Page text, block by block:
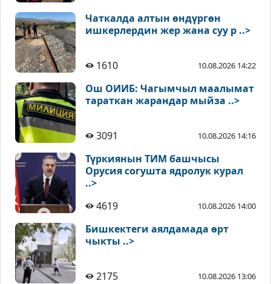
Чаткалда алтын өндүргөн
ишкерлердин жер жана суу р ..>
1610 10.08.2026 14:22
Ош ОИИБ: Чагымчыл маалымат
тараткан жарандар мыйза ..>
3091 10.08.2026 14:16
Түркиянын ТИМ башчысы
Орусия согушта ядролук курал
..>
4619
10.08.2026 14:00
Бишкектеги аялдамада өрт
чыкты ..>
2175 10.08.2026 13:06